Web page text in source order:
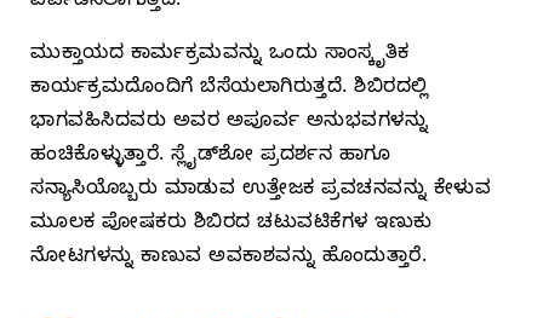
ಮುಕ್ತಾಯದ ಕಾರ್ಮಕ್ರಮವನ್ನು ಒಂದು ಸಾಂಸ್ಕೃತಿಕ
ಕಾರ್ಯಕ್ರಮದೊಂದಿಗೆ ಬೆಸೆಯಲಾಗಿರುತ್ತದೆ. ಶಿಬಿರದಲ್ಲಿ
ಭಾಗವಹಿಸಿದವರು ಅವರ ಅಪೂರ್ವ ಅನುಭವಗಳನ್ನು
ಹಂಚಿಕೊಳ್ಳುತ್ತಾರೆ. ಸ್ಲೈಡ್‌ಶೋ ಪ್ರದರ್ಶನ ಹಾಗೂ
ಸನ್ಯಾಸಿಯೊಬ್ಬರು ಮಾಡುವ ಉತ್ತೇಜಕ ಪ್ರವಚನವನ್ನು ಕೇಳುವ
ಮೂಲಕ ಪೋಷಕರು ಶಿಬಿರದ ಚಟುವಟಿಕೆಗಳ ಇಣುಕು
ನೋಟಗಳನ್ನು ಕಾಣುವ ಅವಕಾಶವನ್ನು ಹೊಂದುತ್ತಾರೆ.